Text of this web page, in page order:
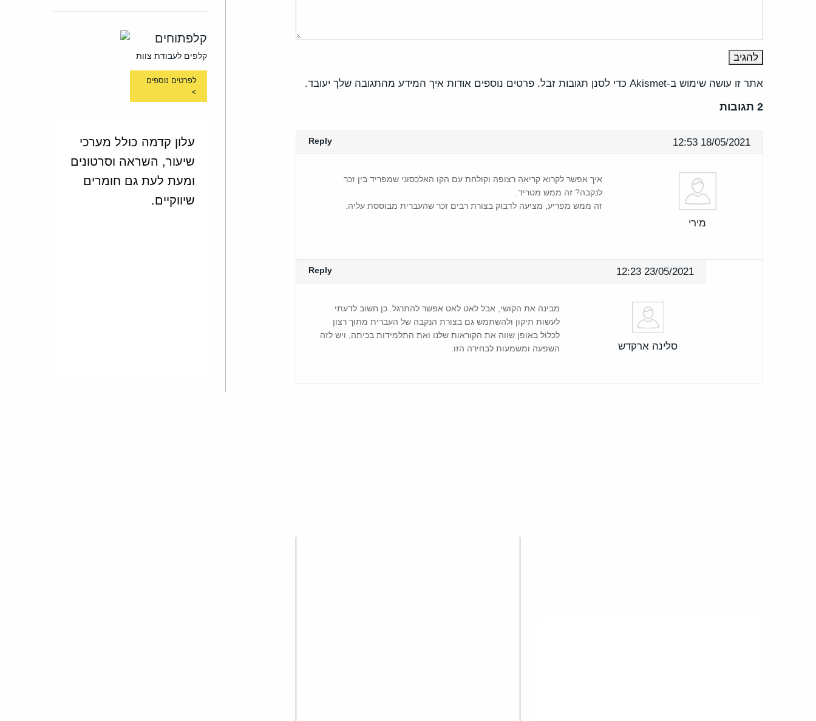
אתר זו עושה שימוש ב-Akismet כדי לסנן תגובות זבל. פרטים נוספים אודות איך המידע מהתגובה שלך יעובד.
2 תגובות
18/05/2021 12:53
Reply
מירי
איך אפשר לקרוא קריאה רצופה וקולחת עם הקו האלכסוני שמפריד בין זכר
לנקבה? זה ממש מטריד.
זה ממש מפריע, מציעה לדבוק בצורת רבים זכר שהעברית מבוססת עליה.
23/05/2021 12:23
Reply
סלינה ארקדש
מבינה את הקושי, אבל לאט לאט אפשר להתרגל. כן חשוב לדעתי
לעשות תיקון ולהשתמש גם בצורת הנקבה של העברית מתוך רצון
לכלול באופן שווה את הקוראות שלנו ואת התלמידות בכיתה, ויש לזה
השפעה ומשמעות לבחירה הזו.
קלפתוחים
קלפים לעבודת צוות
לפרטים נוספים
>
עלון קדמה כולל מערכי
שיעור, השראה וסרטונים
ומעת לעת גם חומרים
שיווקיים.